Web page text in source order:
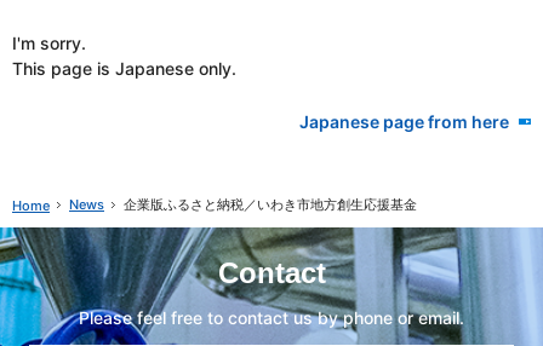
I'm sorry.
This page is Japanese only.
Japanese page from here
Home News 企業版ふるさと納税／いわき市地方創生応援基金
Contact
Please feel free to contact us by phone or email.